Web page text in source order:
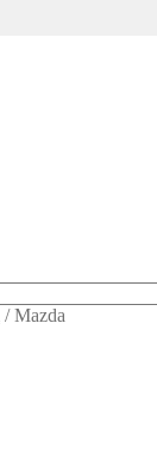
/Mazda